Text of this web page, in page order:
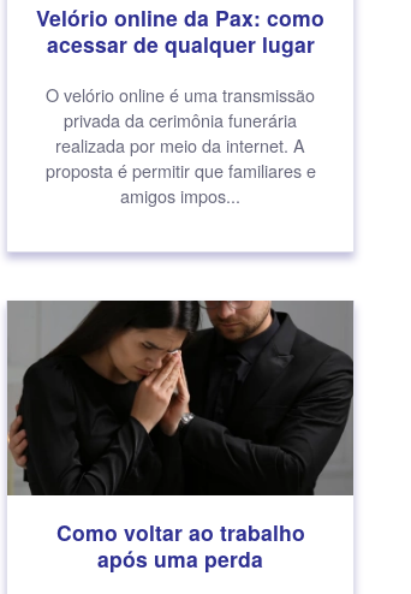
Velório online da Pax: como
acessar de qualquer lugar
O velório online é uma transmissão
privada da cerimônia funerária
realizada por meio da internet. A
proposta é permitir que familiares e
amigos impos...
Como voltar ao trabalho
após uma perda